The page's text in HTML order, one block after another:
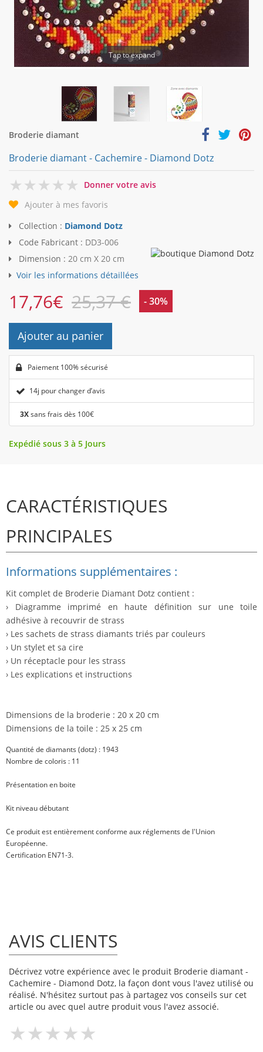
Tap to expand
Broderie diamant
Broderie diamant - Cachemire - Diamond Dotz
0
Donner votre avis
Ajouter à mes favoris
Collection : Diamond Dotz
Code Fabricant : DD3-006
Dimension : 20 cm X 20 cm
Voir les informations détaillées
17,76€ 25,37 € - 30%
Ajouter au panier
Paiement 100% sécurisé
14j pour changer d’avis
3Xsans frais dès 100€
Expédié sous 3 à 5 Jours
CARACTÉRISTIQUES
PRINCIPALES
Informations supplémentaires :
Kit complet de Broderie Diamant Dotz contient :
› Diagramme imprimé en haute définition sur une toile
adhésive à recouvrir de strass
› Les sachets de strass diamants triés par couleurs
› Un stylet et sa cire
› Un réceptacle pour les strass
› Les explications et instructions
Dimensions de la broderie : 20 x 20 cm
Dimensions de la toile : 25 x 25 cm
Quantité de diamants (dotz) : 1943
Nombre de coloris : 11
Présentation en boite
Kit niveau débutant
Ce produit est entièrement conforme aux réglements de l'Union
Européenne.
Certification EN71-3.
AVIS CLIENTS
Décrivez votre expérience avec le produit Broderie diamant -
Cachemire - Diamond Dotz, la façon dont vous l'avez utilisé ou
réalisé. N'hésitez surtout pas à partagez vos conseils sur cet
article ou avec quel autre produit vous l'avez associé.